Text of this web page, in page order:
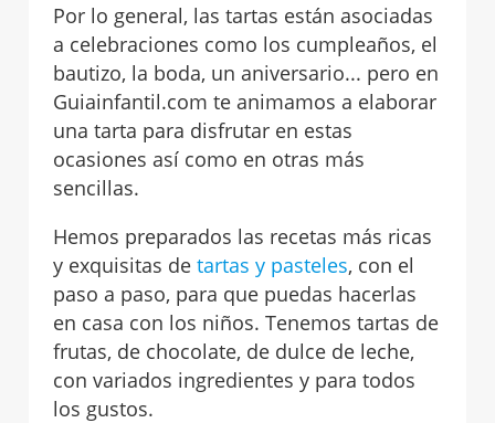
Por lo general, las tartas están asociadas
a celebraciones como los cumpleaños, el
bautizo, la boda, un aniversario... pero en
Guiainfantil.com te animamos a elaborar
una tarta para disfrutar en estas
ocasiones así como en otras más
sencillas.
Hemos preparados las recetas más ricas
y exquisitas detartas y pasteles, con el
paso a paso, para que puedas hacerlas
en casa con los niños. Tenemos tartas de
frutas, de chocolate, de dulce de leche,
con variados ingredientes y para todos
los gustos.